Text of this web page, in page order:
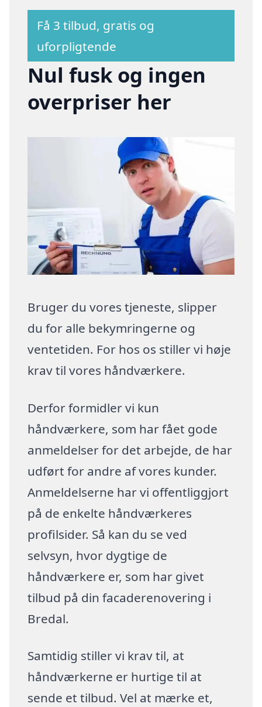
Få 3 tilbud, gratis og
uforpligtende
Nul fusk og ingen
overpriser her
Bruger du vores tjeneste, slipper
du for alle bekymringerne og
ventetiden. For hos os stiller vi høje
krav til vores håndværkere.
Derfor formidler vi kun
håndværkere, som har fået gode
anmeldelser for det arbejde, de har
udført for andre af vores kunder.
Anmeldelserne har vi offentliggjort
på de enkelte håndværkeres
profilsider. Så kan du se ved
selvsyn, hvor dygtige de
håndværkere er, som har givet
tilbud på din facaderenovering i
Bredal.
Samtidig stiller vi krav til, at
håndværkerne er hurtige til at
sende et tilbud. Vel at mærke et,